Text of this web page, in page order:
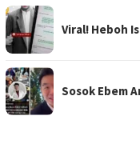
Viral! Heboh
Sosok Ebem